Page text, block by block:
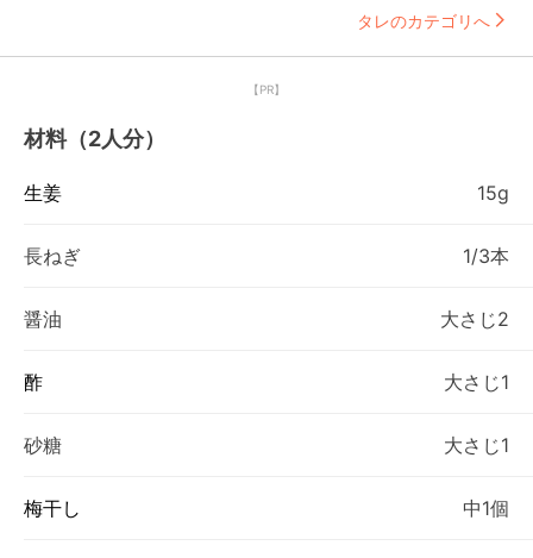
タレのカテゴリへ
【PR】
材料（2人分）
生姜 15g
長ねぎ 1/3本
醤油 大さじ2
酢 大さじ1
砂糖 大さじ1
梅干し 中1個